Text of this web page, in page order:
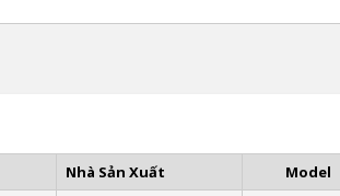
Nhà Sản Xuất Model